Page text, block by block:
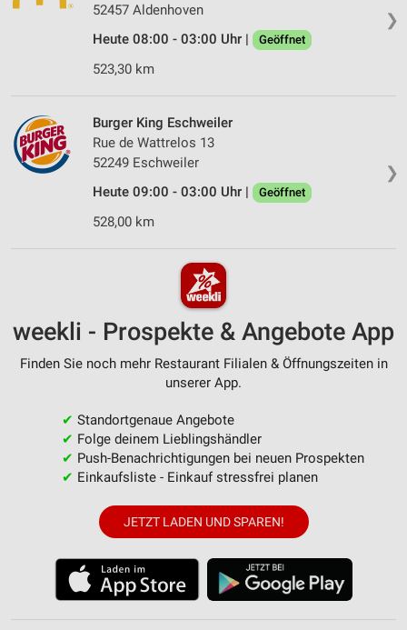
❯
52457 Aldenhoven
Heute 08:00 - 03:00 Uhr |
Geöffnet
523,30 km
❯
Burger King Eschweiler
Rue de Wattrelos 13
52249 Eschweiler
Heute 09:00 - 03:00 Uhr |
Geöffnet
528,00 km
weekli - Prospekte & Angebote App
Finden Sie noch mehr Restaurant Filialen & Öffnungszeiten in
unserer App.
✔ Standortgenaue Angebote
✔ Folge deinem Lieblingshändler
✔ Push-Benachrichtigungen bei neuen Prospekten
✔ Einkaufsliste - Einkauf stressfrei planen
JETZT LADEN UND SPAREN!